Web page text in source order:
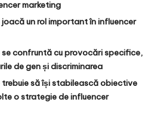
marketing
un rol important în influencer
se confruntă cu provocări specifice,
de gen și discriminarea
trebuie să își stabilească obiective
o strategie de influencer